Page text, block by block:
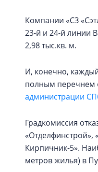
Компании «СЗ
23-й и 24-й линии
2,98 тыс.кв. м.
И, конечно,
полным перечнем
администрации
Градкомиссия
«Отделфинстрой»,
Кирпичник-5».
метров жилья) в